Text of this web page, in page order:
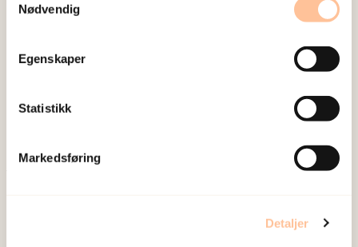
Nødvendig
Egenskaper
Statistikk
Markedsføring
Detaljer
NKVTS utvikler og sprer kunnskap og kompetanse
om vold og traumatisk stress. Formålet er å bidra
sosiale konsekvensene som vold og traumatisk